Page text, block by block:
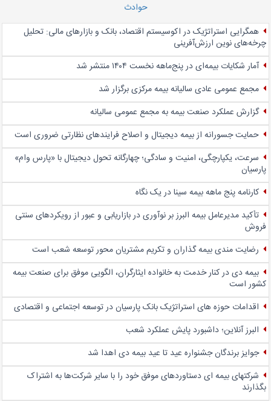
حوادث
همگرایی استراتژیک در اکوسیستم اقتصاد، بانک و بازارهای مالی: تحلیل
چرخه‌های نوین ارزش‌آفرینی
آمار شکایات بیمه‌ای در پنج‌‌ماهه نخست ۱۴۰۴ منتشر شد
مجمع عمومی عادی سالیانه بیمه مرکزی برگزار شد
گزارش عملکرد صنعت بیمه به مجمع عمومی سالیانه
حمایت جسورانه از بیمه دیجیتال و اصلاح فرایندهای نظارتی ضروری است
سرعت، یکپارچگی، امنیت و سادگی؛ چهار‌گانه تحول دیجیتال با «پارس وام»
پارسیان
کارنامه پنج ماهه بیمه سینا در یک نگاه
تأکید مدیرعامل بیمه البرز بر نوآوری در بازاریابی و عبور از رویکردهای سنتی
فروش
رضایت مندی بیمه گذاران و تکریم مشتریان محور توسعه شعب است
بیمه دی در کنار خدمت به خانواده ایثارگران، الگویی موفق برای صنعت بیمه
کشور است
اقدامات حوزه های استراتژیک بانک پارسیان در توسعه اجتماعی و اقتصادی
البرز آنلاین؛ داشبورد پایش عملکرد شعب
جوایز برندگان جشنواره عید تا عید بیمه دی اهدا شد
شرکتهای بیمه ای دستاوردهای موفق خود را با سایر شرکت‌ها به اشتراک
بگذارند